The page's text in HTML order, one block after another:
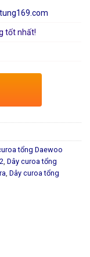
tốt nhất!
tổng Daewoo
Dây curoa tổng
Dây curoa tổng